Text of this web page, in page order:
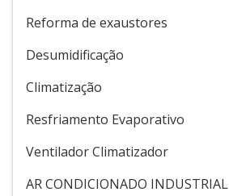
Reforma de exaustores
Desumidificação
Climatização
Resfriamento Evaporativo
Ventilador Climatizador
AR CONDICIONADO INDUSTRIAL